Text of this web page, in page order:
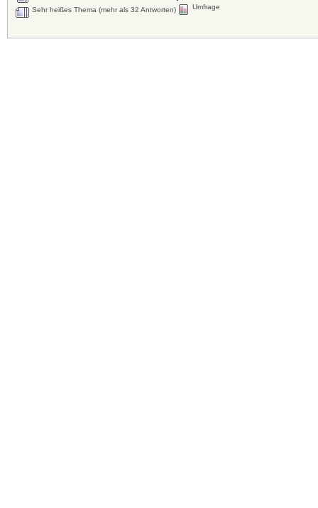
Sehr heißes Thema (mehr als 32 Antworten)
Umfrage